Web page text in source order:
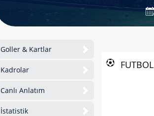
Goller & Kartlar
Kadrolar
Canlı Anlatım
İstatistik
FUTBOL